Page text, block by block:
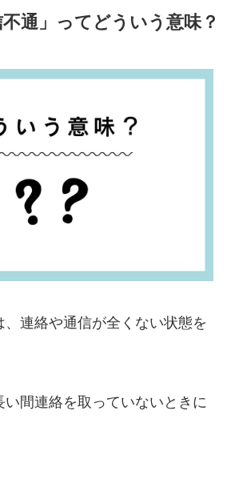
通」ってどういう意味？
、連絡や通信が全くない状態を
い間連絡を取っていないときに